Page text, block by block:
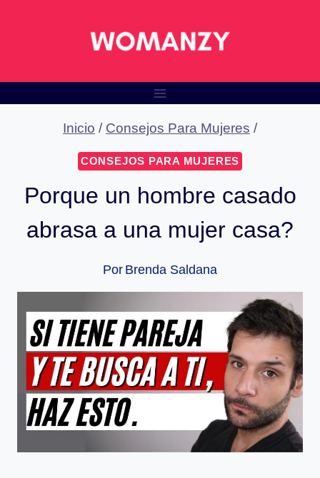
Inicio / Consejos Para Mujeres /
CONSEJOS PARA MUJERES
Porque un hombre casado
abrasa a una mujer casa?
Por Brenda Saldana